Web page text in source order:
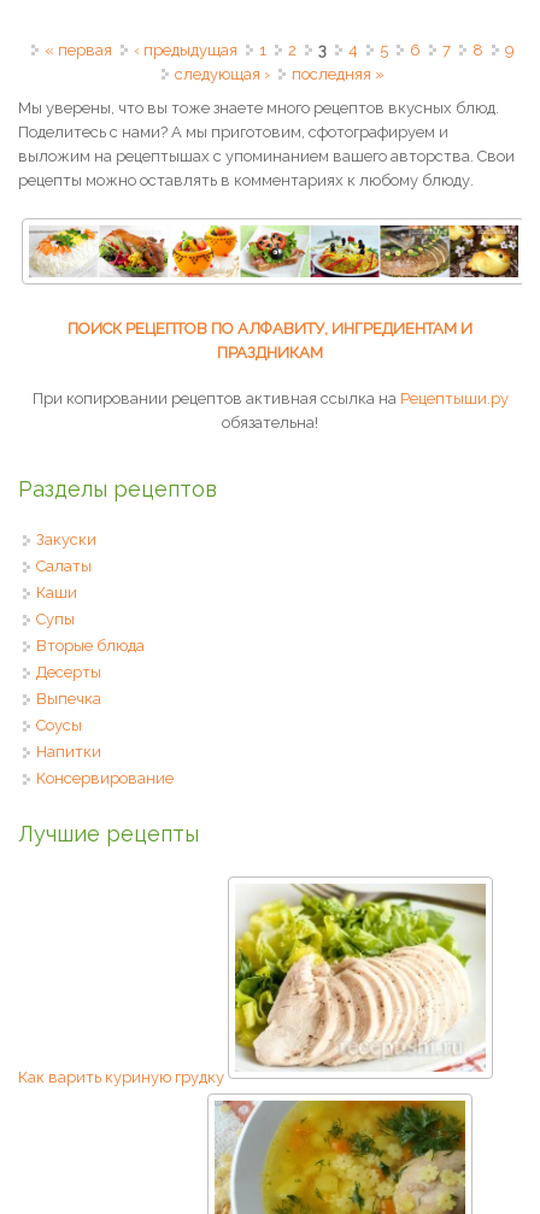
Страницы
« первая ‹ предыдущая 1 2 3 4 5 6 7 8
9
следующая ›
последняя »
Мы уверены, что вы тоже знаете много рецептов вкусных блюд.
Поделитесь с нами? А мы приготовим, сфотографируем и
выложим на рецептышах с упоминанием вашего авторства. Свои
рецепты можно оставлять в комментариях к любому блюду.
ПОИСК РЕЦЕПТОВ ПО АЛФАВИТУ, ИНГРЕДИЕНТАМ И
ПРАЗДНИКАМ
При копировании рецептов активная ссылка на Рецептыши.ру
обязательна!
Разделы рецептов
Закуски
Салаты
Каши
Супы
Вторые блюда
Десерты
Выпечка
Соусы
Напитки
Консервирование
Лучшие рецепты
Как варить куриную грудку